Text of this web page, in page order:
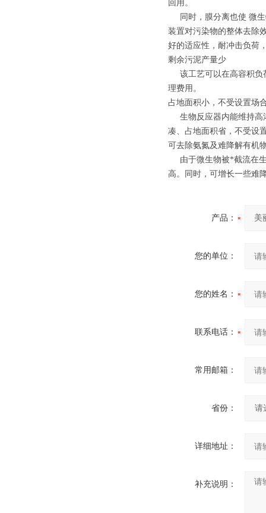
回用。
同时，膜分离也使 微生
装置对污染物的整体去除
好的适应性，耐冲击负荷
剩余污泥产量少
该工艺可以在高容积负
理费用。
占地面积小，不受设置场
生物反应器内能维持高
凑、占地面积省，不受设
可去除氨氮及难降解有机
由于微生物被*截流在生
高。同时，可增长一些难
产品：
您的单位：
您的姓名：
联系电话：
常用邮箱：
省份：
详细地址：
补充说明：